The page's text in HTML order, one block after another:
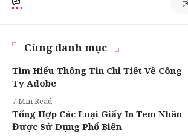
Cùng danh mục
Tìm Hiểu Thông Tin Chi Tiết Về Công
Ty Adobe
7 Min Read
Tổng Hợp Các Loại Giấy In Tem Nhãn
Được Sử Dụng Phổ Biến